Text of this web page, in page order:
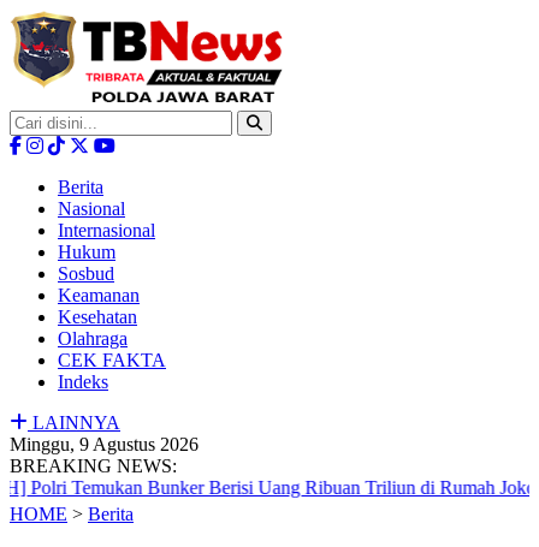
Berita
Nasional
Internasional
Hukum
Sosbud
Keamanan
Kesehatan
Olahraga
CEK FAKTA
Indeks
LAINNYA
Minggu, 9 Agustus 2026
BREAKING NEWS:
Temukan Bunker Berisi Uang Ribuan Triliun di Rumah Jokowi
HOME > Berita